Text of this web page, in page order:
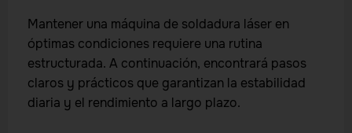
Mantener una máquina de soldadura láser en
óptimas condiciones requiere una rutina
estructurada. A continuación, encontrará pasos
claros y prácticos que garantizan la estabilidad
diaria y el rendimiento a largo plazo.